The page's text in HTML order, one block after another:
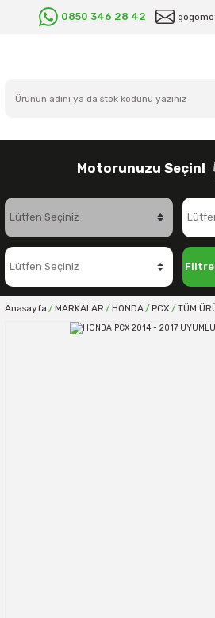
0850 346 28 42
Motorunuzu Seçin!
Anasayfa MARKALAR HONDA PCX TÜM